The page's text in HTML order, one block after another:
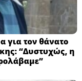
για τον θάνατο
“Δυστυχώς, η